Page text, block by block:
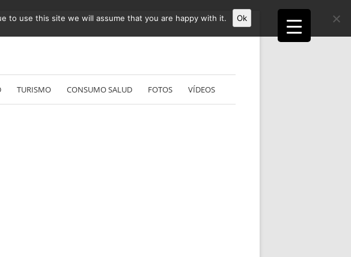
TURISMO CONSUMO SALUD FOTOS VÍDEOS
to use this site we will assume that you are happy with it. Ok